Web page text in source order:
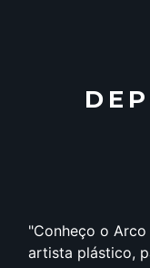
Conheço o
artista plástico,